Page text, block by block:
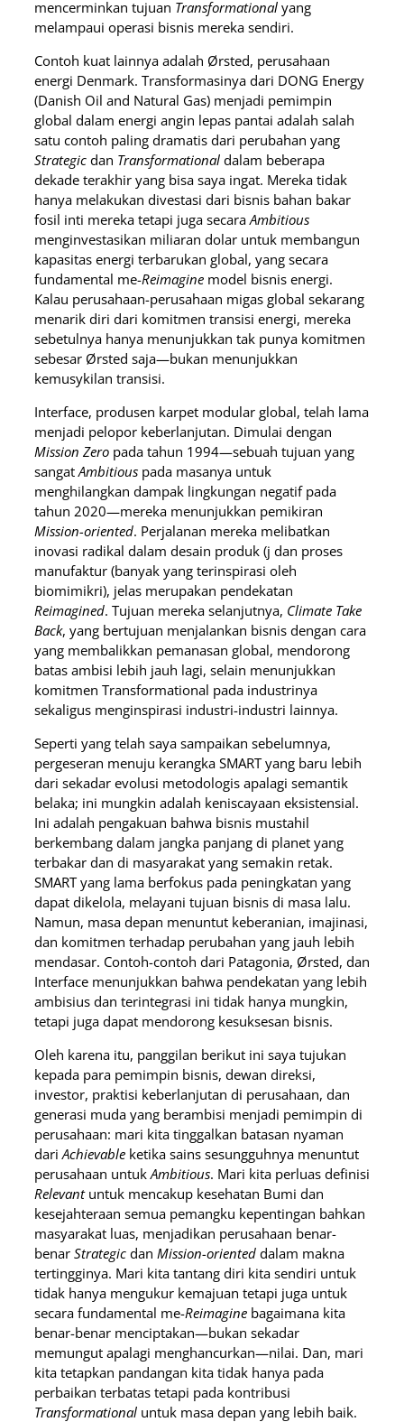
mencerminkan tujuan Transformational yang
melampaui operasi bisnis mereka sendiri.
Contoh kuat lainnya adalah Ørsted, perusahaan
energi Denmark. Transformasinya dari DONG Energy
(Danish Oil and Natural Gas) menjadi pemimpin
global dalam energi angin lepas pantai adalah salah
satu contoh paling dramatis dari perubahan yang
Strategic dan Transformational dalam beberapa
dekade terakhir yang bisa saya ingat. Mereka tidak
hanya melakukan divestasi dari bisnis bahan bakar
fosil inti mereka tetapi juga secaraAmbitious
menginvestasikan miliaran dolar untuk membangun
kapasitas energi terbarukan global, yang secara
fundamental me-Reimagine model bisnis energi.
Kalau perusahaan-perusahaan migas global sekarang
menarik diri dari komitmen transisi energi, mereka
sebetulnya hanya menunjukkan tak punya komitmen
sebesar Ørsted saja—bukan menunjukkan
kemusykilan transisi.
Interface, produsen karpet modular global, telah lama
menjadi pelopor keberlanjutan. Dimulai dengan
Mission Zero pada tahun 1994—sebuah tujuan yang
sangatAmbitious pada masanya untuk
menghilangkan dampak lingkungan negatif pada
tahun 2020—mereka menunjukkan pemikiran
Mission-oriented. Perjalanan mereka melibatkan
inovasi radikal dalam desain produk (j dan proses
manufaktur (banyak yang terinspirasi oleh
biomimikri), jelas merupakan pendekatan
Reimagined. Tujuan mereka selanjutnya, Climate Take
Back, yang bertujuan menjalankan bisnis dengan cara
yang membalikkan pemanasan global, mendorong
batas ambisi lebih jauh lagi, selain menunjukkan
komitmen Transformational pada industrinya
sekaligus menginspirasi industri-industri lainnya.
Seperti yang telah saya sampaikan sebelumnya,
pergeseran menuju kerangka SMART yang baru lebih
dari sekadar evolusi metodologis apalagi semantik
belaka; ini mungkin adalah keniscayaan eksistensial.
Ini adalah pengakuan bahwa bisnis mustahil
berkembang dalam jangka panjang di planet yang
terbakar dan di masyarakat yang semakin retak.
SMART yang lama berfokus pada peningkatan yang
dapat dikelola, melayani tujuan bisnis di masa lalu.
Namun, masa depan menuntut keberanian, imajinasi,
dan komitmen terhadap perubahan yang jauh lebih
mendasar. Contoh-contoh dari Patagonia, Ørsted, dan
Interface menunjukkan bahwa pendekatan yang lebih
ambisius dan terintegrasi ini tidak hanya mungkin,
tetapi juga dapat mendorong kesuksesan bisnis.
Oleh karena itu, panggilan berikut ini saya tujukan
kepada para pemimpin bisnis, dewan direksi,
investor, praktisi keberlanjutan di perusahaan, dan
generasi muda yang berambisi menjadi pemimpin di
perusahaan: mari kita tinggalkan batasan nyaman
dariAchievable ketika sains sesungguhnya menuntut
perusahaan untukAmbitious. Mari kita perluas definisi
Relevantuntuk mencakup kesehatan Bumi dan
kesejahteraan semua pemangku kepentingan bahkan
masyarakat luas, menjadikan perusahaan benar-
benar Strategic dan Mission-oriented dalam makna
tertingginya. Mari kita tantang diri kita sendiri untuk
tidak hanya mengukur kemajuan tetapi juga untuk
secara fundamental me-Reimagine bagaimana kita
benar-benar menciptakan—bukan sekadar
memungut apalagi menghancurkan—nilai. Dan, mari
kita tetapkan pandangan kita tidak hanya pada
perbaikan terbatas tetapi pada kontribusi
Transformational untuk masa depan yang lebih baik.